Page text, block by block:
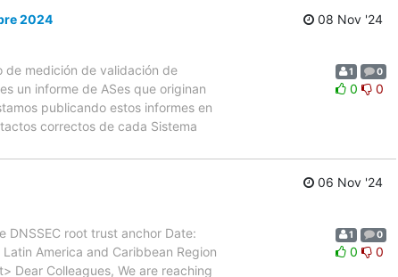
2024
08 Nov '24
de medición de validación de
un informe de ASes que originan
publicando estos informes en
correctos de cada Sistema
1 0
0 0
06 Nov '24
root trust anchor Date:
America and Caribbean Region
Dear Colleagues, We are reaching
1 0
0 0